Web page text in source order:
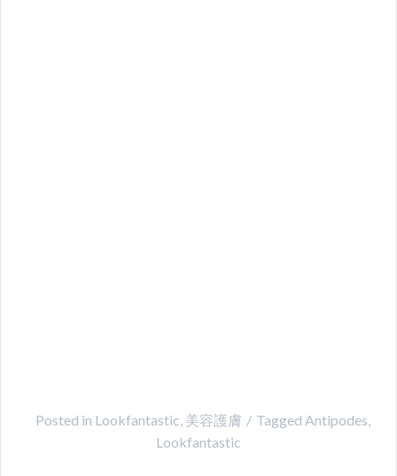
Posted in Lookfantastic, 美容護膚 Tagged Antipodes,
Lookfantastic